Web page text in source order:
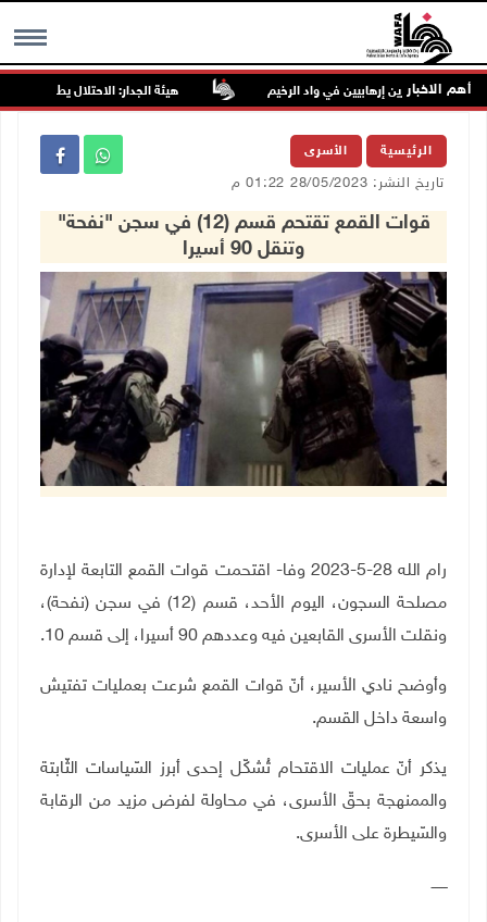
MENU أهم الاخبار هيئة الجدار: الاحتلال يطرح عطاءً لبناء 627 وحدة استعمارية جديدة على أراضي محافظة رام الله والبيرة
الرئيسية الأسرى
تاريخ النشر: 28/05/2023 01:22 م
قوات القمع تقتحم قسم (12) في سجن "نفحة"
وتنقل 90 أسيرا
رام الله 28-5-2023 وفا- اقتحمت قوات القمع التابعة لإدارة
مصلحة السجون، اليوم الأحد، قسم (12) في سجن (نفحة)،
ونقلت الأسرى القابعين فيه وعددهم 90 أسيرا، إلى قسم 10.
وأوضح نادي الأسير، أنّ قوات القمع شرعت بعمليات تفتيش
واسعة داخل القسم.
يذكر أنّ عمليات الاقتحام تُشكّل إحدى أبرز السّياسات الثّابتة
والممنهجة بحقّ الأسرى، في محاولة لفرض مزيد من الرقابة
والسّيطرة على الأسرى.
ـــــــ